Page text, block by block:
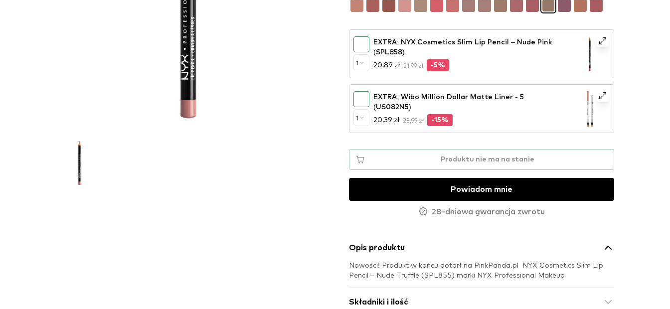
1
EXTRA: NYX Cosmetics Slim Lip Pencil – Nude Pink
(SPL858)
20,89 zł 21,99 zł -5%
1
EXTRA: Wibo Million Dollar Matte Liner - 5
(US082N5)
20,39 zł 23,99 zł -15%
Produktu nie ma na stanie
Powiadom mnie
28-dniowa gwarancja zwrotu
Opis produktu
Nowości! Produkt w końcu dotarł na PinkPanda.pl NYX Cosmetics Slim Lip
Pencil – Nude Truffle (SPL855) marki NYX Professional Makeup
Składniki i ilość